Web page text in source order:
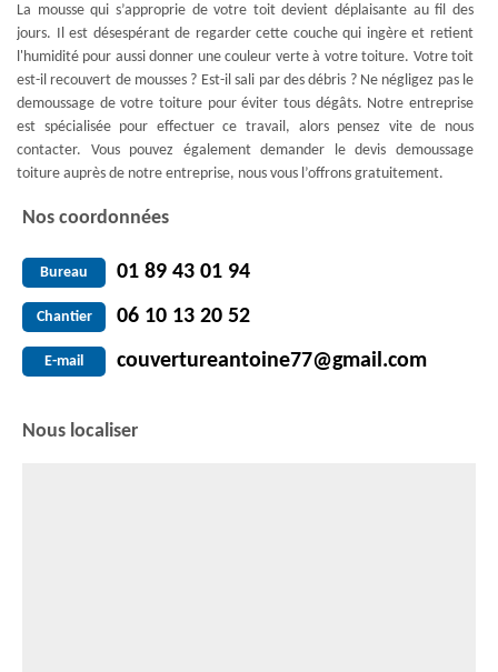
La mousse qui s’approprie de votre toit devient déplaisante au fil des
jours. Il est désespérant de regarder cette couche qui ingère et retient
l'humidité pour aussi donner une couleur verte à votre toiture. Votre toit
est-il recouvert de mousses ? Est-il sali par des débris ? Ne négligez pas le
demoussage de votre toiture pour éviter tous dégâts. Notre entreprise
est spécialisée pour effectuer ce travail, alors pensez vite de nous
contacter. Vous pouvez également demander le devis demoussage
toiture auprès de notre entreprise, nous vous l’offrons gratuitement.
Nos coordonnées
Bureau 01 89 43 01 94
Chantier 06 10 13 20 52
E-mail couvertureantoine77@gmail.com
Nous localiser